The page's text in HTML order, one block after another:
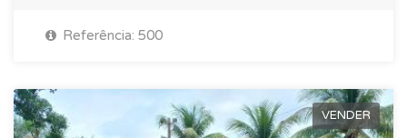
Referência: 500
VENDER